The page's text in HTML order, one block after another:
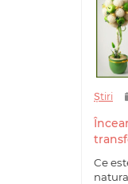
Știri
Ce